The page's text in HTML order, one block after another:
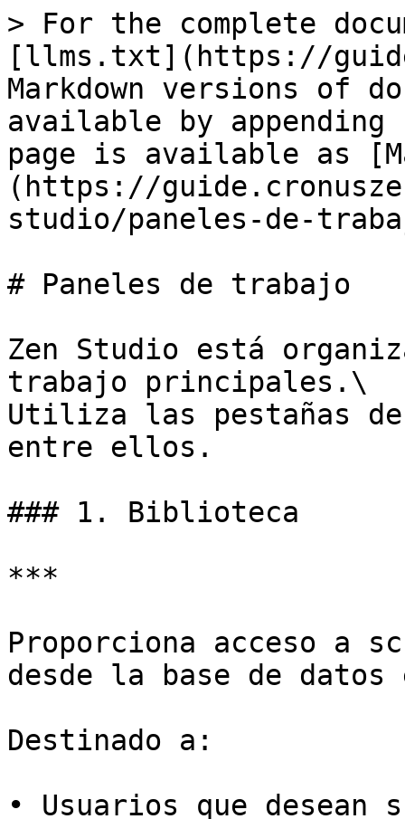
> For the complete
[llms.txt](https://
Markdown versions of
available by
page is available as
(https://
studio/paneles-de-
# Paneles de trabajo
Zen Studio está
trabajo principales.\
Utiliza las pestañas de
entre ellos.
### 1. Biblioteca
***
Proporciona acceso a
desde la base de
Destinado a:
• Usuarios que desean